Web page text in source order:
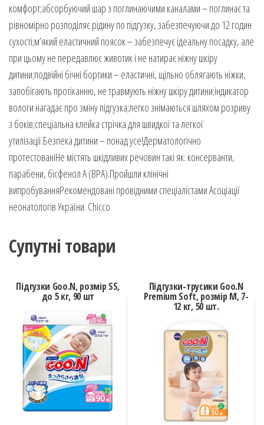
комфорт;абсорбуючий шар з поглинаючими каналами – поглинає та
рівномірно розподіляє рідину по підгузку, забезпечуючи до 12 годин
сухості;м’який еластичний поясок – забезпечує ідеальну посадку, але
при цьому не передавлює животик і не натирає ніжну шкіру
дитини;подвійні бічні бортики – еластичні, щільно облягають ніжки,
запобігають протіканню, не травмують ніжну шкіру дитини;індикатор
вологи нагадає про зміну підгузка;легко знімаються шляхом розриву
з боків;спеціальна клейка стрічка для швидкої та легкої
утилізації.Безпека дитини – понад усе!Дерматологічно
протестованіНе містять шкідливих речовин такі як: консерванти,
парабени, бісфенол A (BPA).Пройшли клінічні
випробуванняРекомендовані провідними спеціалістами Асоціації
неонатологів України. Chicco
Супутні товари
Підгузки Goo.N, розмір SS,
до 5 кг, 90 шт
Підгузки-трусики Goo.N
Premium Soft, розмір M, 7-
12 кг, 50 шт.